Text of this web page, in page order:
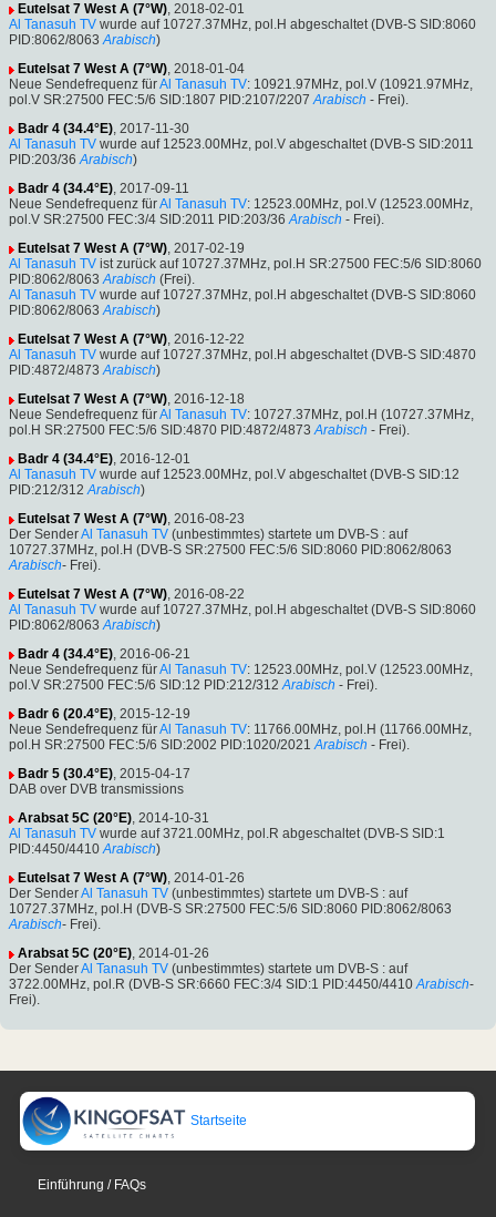
Eutelsat 7 West A (7°W), 2018-02-01
Al Tanasuh TV wurde auf 10727.37MHz, pol.H abgeschaltet (DVB-S SID:8060
PID:8062/8063 Arabisch)
Eutelsat 7 West A (7°W), 2018-01-04
Neue Sendefrequenz fürAl Tanasuh TV: 10921.97MHz, pol.V (10921.97MHz,
pol.V SR:27500 FEC:5/6 SID:1807 PID:2107/2207 Arabisch - Frei).
Badr 4 (34.4°E), 2017-11-30
Al Tanasuh TV wurde auf 12523.00MHz, pol.V abgeschaltet (DVB-S SID:2011
PID:203/36 Arabisch)
Badr 4 (34.4°E), 2017-09-11
Neue Sendefrequenz fürAl Tanasuh TV: 12523.00MHz, pol.V (12523.00MHz,
pol.V SR:27500 FEC:3/4 SID:2011 PID:203/36 Arabisch - Frei).
Eutelsat 7 West A (7°W), 2017-02-19
Al Tanasuh TV ist zurück auf 10727.37MHz, pol.H SR:27500 FEC:5/6 SID:8060
PID:8062/8063 Arabisch (Frei).
Al Tanasuh TV wurde auf 10727.37MHz, pol.H abgeschaltet (DVB-S SID:8060
PID:8062/8063 Arabisch)
Eutelsat 7 West A (7°W), 2016-12-22
Al Tanasuh TV wurde auf 10727.37MHz, pol.H abgeschaltet (DVB-S SID:4870
PID:4872/4873 Arabisch)
Eutelsat 7 West A (7°W), 2016-12-18
Neue Sendefrequenz fürAl Tanasuh TV: 10727.37MHz, pol.H (10727.37MHz,
pol.H SR:27500 FEC:5/6 SID:4870 PID:4872/4873 Arabisch - Frei).
Badr 4 (34.4°E), 2016-12-01
Al Tanasuh TV wurde auf 12523.00MHz, pol.V abgeschaltet (DVB-S SID:12
PID:212/312 Arabisch)
Eutelsat 7 West A (7°W), 2016-08-23
Der SenderAl Tanasuh TV (unbestimmtes) startete um DVB-S : auf
10727.37MHz, pol.H (DVB-S SR:27500 FEC:5/6 SID:8060 PID:8062/8063
Arabisch- Frei).
Eutelsat 7 West A (7°W), 2016-08-22
Al Tanasuh TV wurde auf 10727.37MHz, pol.H abgeschaltet (DVB-S SID:8060
PID:8062/8063 Arabisch)
Badr 4 (34.4°E), 2016-06-21
Neue Sendefrequenz fürAl Tanasuh TV: 12523.00MHz, pol.V (12523.00MHz,
pol.V SR:27500 FEC:5/6 SID:12 PID:212/312 Arabisch - Frei).
Badr 6 (20.4°E), 2015-12-19
Neue Sendefrequenz fürAl Tanasuh TV: 11766.00MHz, pol.H (11766.00MHz,
pol.H SR:27500 FEC:5/6 SID:2002 PID:1020/2021 Arabisch - Frei).
Badr 5 (30.4°E), 2015-04-17
DAB over DVB transmissions
Arabsat 5C (20°E), 2014-10-31
Al Tanasuh TV wurde auf 3721.00MHz, pol.R abgeschaltet (DVB-S SID:1
PID:4450/4410 Arabisch)
Eutelsat 7 West A (7°W), 2014-01-26
Der SenderAl Tanasuh TV (unbestimmtes) startete um DVB-S : auf
10727.37MHz, pol.H (DVB-S SR:27500 FEC:5/6 SID:8060 PID:8062/8063
Arabisch- Frei).
Arabsat 5C (20°E), 2014-01-26
Der SenderAl Tanasuh TV (unbestimmtes) startete um DVB-S : auf
3722.00MHz, pol.R (DVB-S SR:6660 FEC:3/4 SID:1 PID:4450/4410 Arabisch-
Frei).
Startseite
Einführung / FAQs